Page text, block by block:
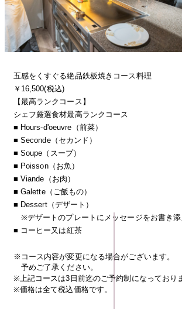
五感をくすぐる絶品鉄板焼きコース料理
￥16,500(税込)
【最高ランクコース】
シェフ厳選食材最高ランクコース
■ Hours-d'oeuvre（前菜）
■ Seconde（セカンド）
■ Soupe（スープ）
■ Poisson（お魚）
■ Viande（お肉）
■ Galette（ご飯もの）
■ Dessert（デザート）
※デザートのプレートにメッセージをお書き添
■ コーヒー又は紅茶
※コース内容が変更になる場合がございます。
予めご了承ください。
※上記コースは3日前迄のご予約制になっており
※価格は全て税込価格です。